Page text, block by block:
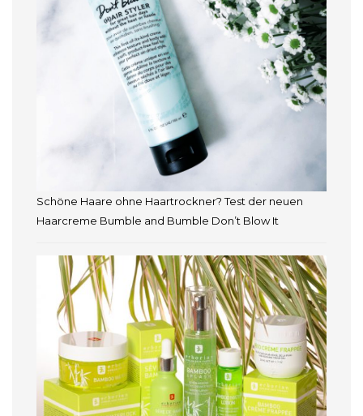
Schöne Haare ohne Haartrockner? Test der neuen
Haarcreme Bumble and Bumble Don’t Blow It